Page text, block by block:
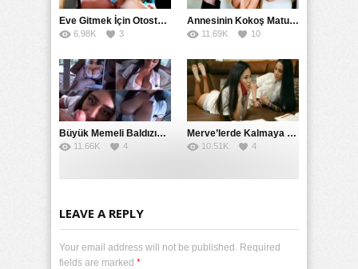
Eve Gitmek İçin Otostop Çeken Üniversiteli Bedelini Ödedi
6.98K 3
Annesinin Kokoş Mature Arkadaşı Tarafından Saksoya Uğradı
11.69K 10
Büyük Memeli Baldızının Takipçilerinin Çoğalması İçin Yardım Etti
11.66K 4
Merve’lerde Kalmaya Gelen Liseli Kız Fanteziyi Dibine Verdirdi
10.51K 4
LEAVE A REPLY
Your email address will not be published. Required
fields are marked *